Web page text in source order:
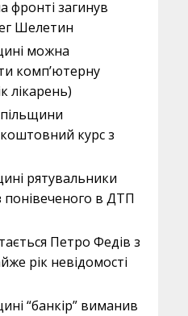
фронті загинув
Шелетин
можна
комп’ютерну
лікарень)
курс з
рятувальники
в ДТП
Петро Федів з
рік невідомості
“банкір” виманив